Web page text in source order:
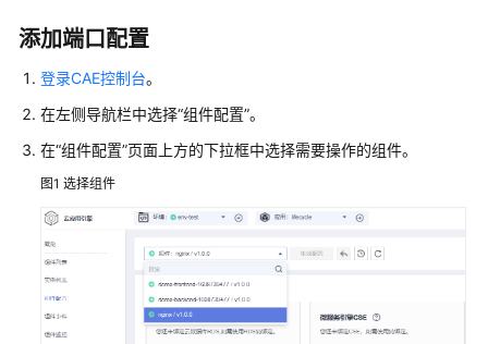
门
用
户
指
南
云
用
引
使
添加端口配置
登录CAE控制台。
在左侧导航栏中选择“组件配置”。
在“组件配置”页面上方的下拉框中选择需要操作的组件。
图1 选择组件